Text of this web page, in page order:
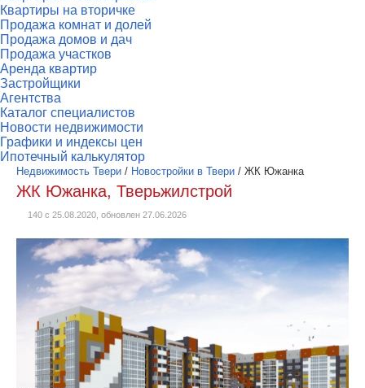
Квартиры на вторичке
Продажа комнат и долей
Продажа домов и дач
Продажа участков
Аренда квартир
Застройщики
Агентства
Каталог специалистов
Новости недвижимости
Графики и индексы цен
Ипотечный калькулятор
Недвижимость Твери / Новостройки в Твери / ЖК Южанка
ЖК Южанка, Тверьжилстрой
140 с 25.08.2020, обновлен 27.06.2026